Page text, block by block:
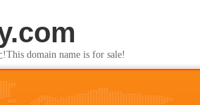
domain name is for sale!